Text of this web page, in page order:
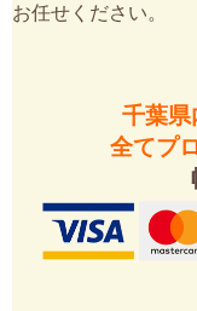
お任せください。
千葉県
全てプ